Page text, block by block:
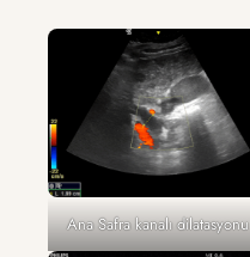
Ana Safra kanalı dilatasyonu